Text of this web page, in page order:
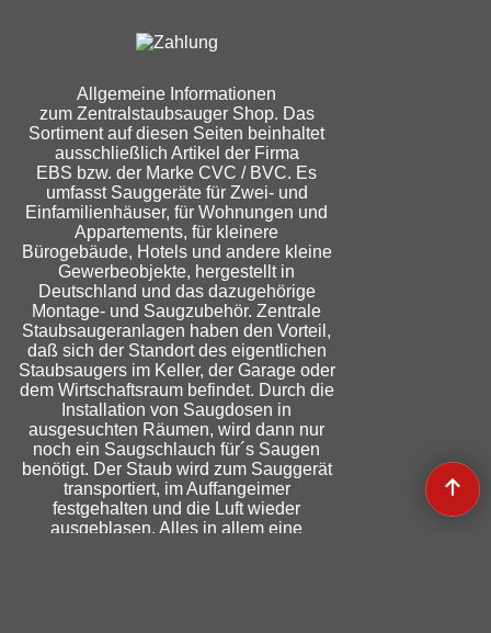
Allgemeine Informationen
zum Zentralstaubsauger Shop. Das
Sortiment auf diesen Seiten beinhaltet
ausschließlich Artikel der Firma
EBS bzw. der Marke CVC / BVC. Es
umfasst Sauggeräte für Zwei- und
Einfamilienhäuser, für Wohnungen und
Appartements, für kleinere
Bürogebäude, Hotels und andere kleine
Gewerbeobjekte, hergestellt in
Deutschland und das dazugehörige
Montage- und Saugzubehör. Zentrale
Staubsaugeranlagen haben den Vorteil,
daß sich der Standort des eigentlichen
Staubsaugers im Keller, der Garage oder
dem Wirtschaftsraum befindet. Durch die
Installation von Saugdosen in
ausgesuchten Räumen, wird dann nur
noch ein Saugschlauch für´s Saugen
benötigt. Der Staub wird zum Sauggerät
transportiert, im Auffangeimer
festgehalten und die Luft wieder
ausgeblasen. Alles in allem eine